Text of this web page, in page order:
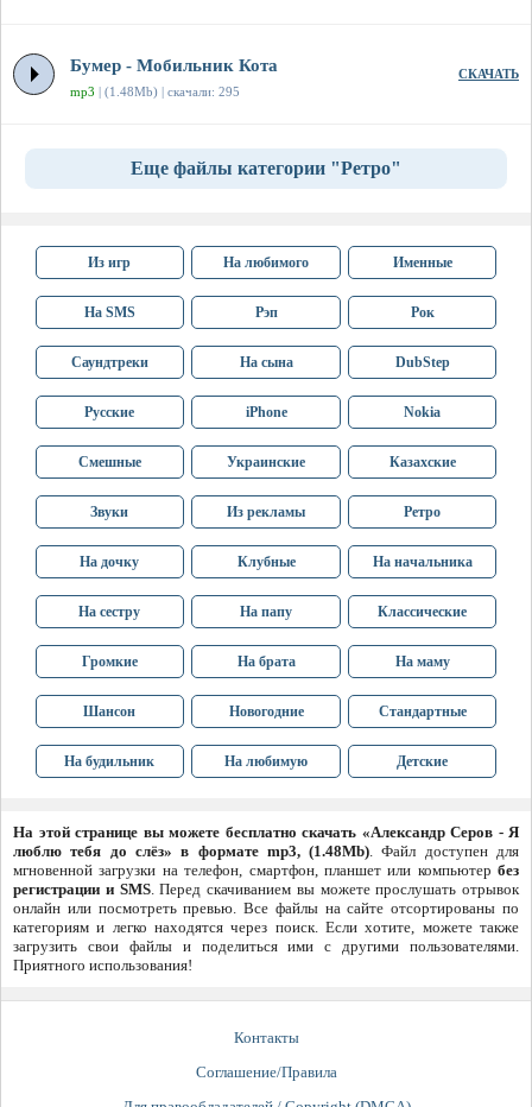
Бумер - Мобильник Кота
mp3 | (1.48Mb) | скачали: 295
СКАЧАТЬ
Еще файлы категории "Ретро"
Из игр На любимого Именные
На SMS Рэп Рок
Саундтреки На сына DubStep
Русские iPhone Nokia
Смешные Украинские Казахские
Звуки Из рекламы Ретро
На дочку Клубные На начальника
На сестру На папу Классические
Громкие На брата На маму
Шансон Новогодние Стандартные
На будильник На любимую Детские
На этой странице вы можете бесплатно скачать «Александр Серов - Я
люблю тебя до слёз» в формате mp3, (1.48Mb). Файл доступен для
мгновенной загрузки на телефон, смартфон, планшет или компьютер без
регистрации и SMS. Перед скачиванием вы можете прослушать отрывок
онлайн или посмотреть превью. Все файлы на сайте отсортированы по
категориям и легко находятся через поиск. Если хотите, можете также
загрузить свои файлы и поделиться ими с другими пользователями.
Приятного использования!
Контакты
Соглашение/Правила